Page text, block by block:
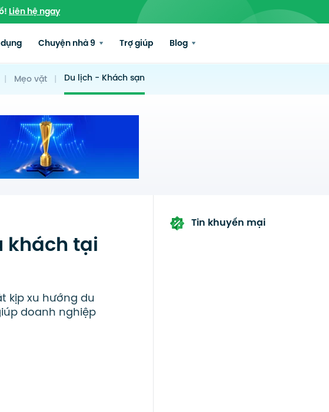
Liên hệ ngay
Chuyện nhà 9 Trợ giúp Blog
| Mẹo vặt | Du lịch - Khách sạn
khách tại
kịp xu hướng du
doanh nghiệp
Tin khuyến mại